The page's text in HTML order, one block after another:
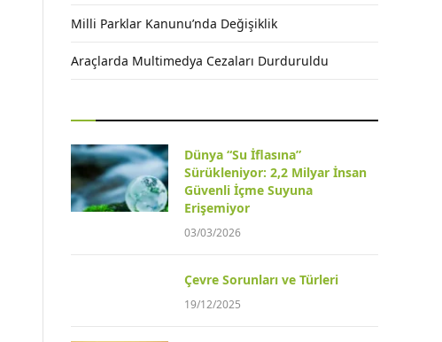
Milli Parklar Kanunu’nda Değişiklik
Araçlarda Multimedya Cezaları Durduruldu
Dünya “Su İflasına”
Sürükleniyor: 2,2 Milyar İnsan
Güvenli İçme Suyuna
Erişemiyor
03/03/2026
Çevre Sorunları ve Türleri
19/12/2025